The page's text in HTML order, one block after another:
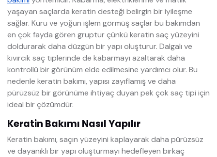
yaşayan saçlarda keratin desteği belirgin bir iyileşme
sağlar. Kuru ve yoğun işlem görmüş saçlar bu bakımdan
en çok fayda gören gruptur çünkü keratin saç yüzeyini
doldurarak daha düzgün bir yapı oluşturur. Dalgalı ve
kıvırcık saç tiplerinde de kabarmayı azaltarak daha
kontrollü bir görünüm elde edilmesine yardımcı olur. Bu
nedenle keratin bakımı, yapısı zayıflamış ve daha
pürüzsüz bir görünüme ihtiyaç duyan pek çok saç tipi için
ideal bir çözümdür.
Keratin Bakımı Nasıl Yapılır
Keratin bakımı, saçın yüzeyini kaplayarak daha pürüzsüz
ve dayanıklı bir yapı oluşturmayı hedefleyen birkaç